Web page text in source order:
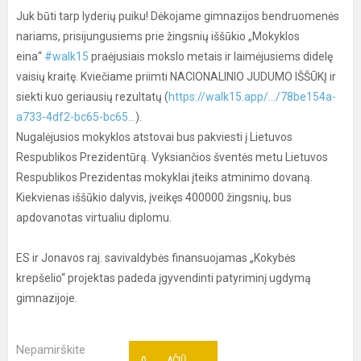
Juk būti tarp lyderių puiku! Dėkojame gimnazijos bendruomenės
nariams, prisijungusiems prie žingsnių iššūkio „Mokyklos
eina“ #walk15 praėjusiais mokslo metais ir laimėjusiems didelę
vaisių kraitę. Kviečiame priimti NACIONALINIO JUDUMO IŠŠŪKĮ ir
siekti kuo geriausių rezultatų (https://walk15.app/.../78be154a-
a733-4df2-bc65-bc65... ).
Nugalėjusios mokyklos atstovai bus pakviesti į Lietuvos
Respublikos Prezidentūrą. Vyksiančios šventės metu Lietuvos
Respublikos Prezidentas mokyklai įteiks atminimo dovaną.
Kiekvienas iššūkio dalyvis, įveikęs 400000 žingsnių, bus
apdovanotas virtualiu diplomu.
ES ir Jonavos raj. savivaldybės finansuojamas „Kokybės
krepšelio“ projektas padeda įgyvendinti patyriminį ugdymą
gimnazijoje.
Nepamirškite